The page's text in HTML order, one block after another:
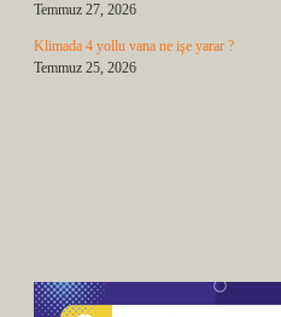
Temmuz 27, 2026
Klimada 4 yollu vana ne işe yarar ?
Temmuz 25, 2026